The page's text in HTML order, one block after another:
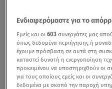
Ενδιαφερόμαστε για το
Εμείς και οι603 συνεργάτες μας
όπως δεδομένα περιήγησης ή
έχουμε πρόσβαση σε αυτά στη
καταστεί δυνατή η ενεργοποίηση
προκειμένου να υποστηριχθούν οι
για τους οποίους εμείς και οι
δεδομένα με σκοπό την παροχή